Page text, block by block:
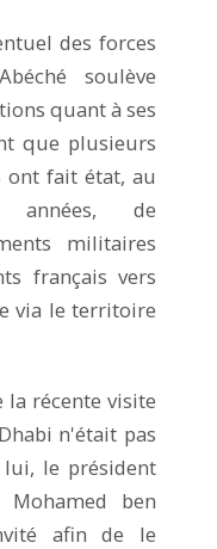
des forces
soulève
quant à ses
que plusieurs
ont fait état, au
années, de
militaires
français vers
via le territoire
la récente visite
n'était pas
le président
ben
afin de le